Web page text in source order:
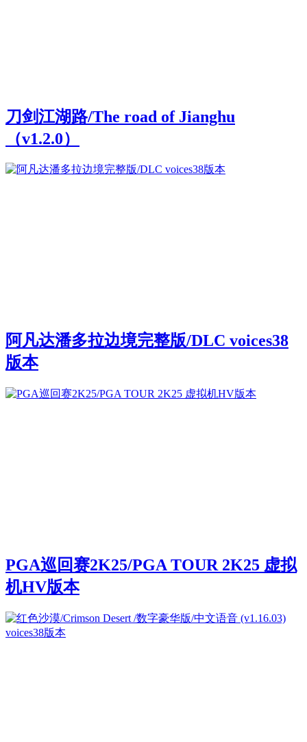
刀剑江湖路/The road of Jianghu
（v1.2.0）
阿凡达潘多拉边境完整版/DLC voices38
版本
PGA巡回赛2K25/PGA TOUR 2K25 虚拟
机HV版本